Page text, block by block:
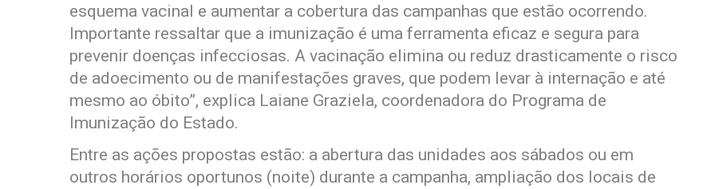
esquema vacinal e aumentar a cobertura das campanhas que estão ocorrendo.
Importante ressaltar que a imunização é uma ferramenta eficaz e segura para
prevenir doenças infecciosas. A vacinação elimina ou reduz drasticamente o risco
de adoecimento ou de manifestações graves, que podem levar à internação e até
mesmo ao óbito”, explica Laiane Graziela, coordenadora do Programa de
Imunização do Estado.
Entre as ações propostas estão: a abertura das unidades aos sábados ou em
outros horários oportunos (noite) durante a campanha, ampliação dos locais de